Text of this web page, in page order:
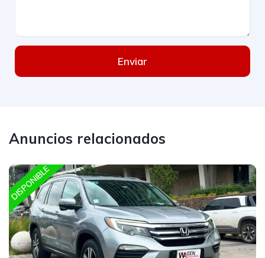
Enviar
Anuncios relacionados
DISPONIBLE